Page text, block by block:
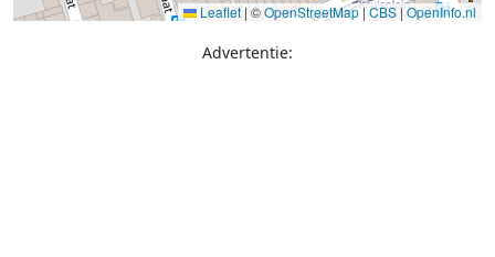
Leaflet | ©OpenStreetMap|CBS| OpenInfo.nl
Advertentie: